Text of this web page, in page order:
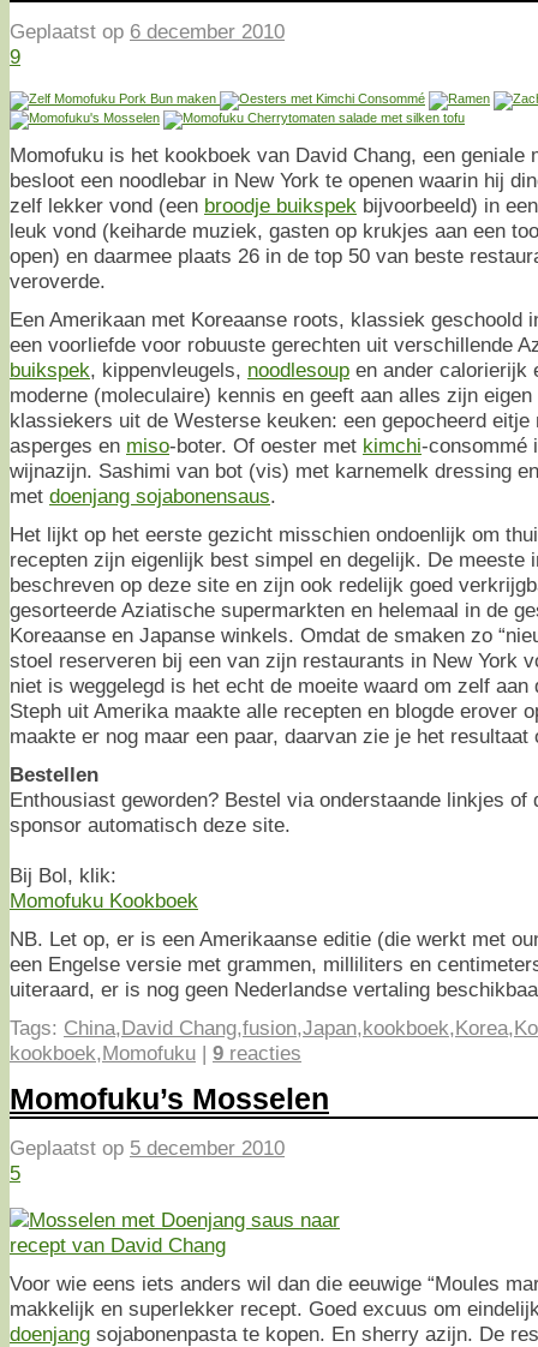
Geplaatst op 6 december 2010
9
Momofuku is het kookboek van David Chang, een geniale
besloot een noodlebar in New York te openen waarin hij
zelf lekker vond (een broodje buikspek bijvoorbeeld) in
leuk vond (keiharde muziek, gasten op krukjes aan een
open) en daarmee plaats 26 in de top 50 van beste
veroverde.
Een Amerikaan met Koreaanse roots, klassiek geschoold
een voorliefde voor robuuste gerechten uit verschillende
buikspek, kippenvleugels, noodlesoup en ander calorierijk
moderne (moleculaire) kennis en geeft aan alles zijn
klassiekers uit de Westerse keuken: een gepocheerd eitje
asperges en miso-boter. Of oester met kimchi-consommé
wijnazijn. Sashimi van bot (vis) met karnemelk dressing
met doenjang sojabonensaus.
Het lijkt op het eerste gezicht misschien ondoenlijk om
recepten zijn eigenlijk best simpel en degelijk. De meeste
beschreven op deze site en zijn ook redelijk goed
gesorteerde Aziatische supermarkten en helemaal in de
Koreaanse en Japanse winkels. Omdat de smaken zo
stoel reserveren bij een van zijn restaurants in New York
niet is weggelegd is het echt de moeite waard om zelf aan
Steph uit Amerika maakte alle recepten en blogde erover
maakte er nog maar een paar, daarvan zie je het
Bestellen
Enthousiast geworden? Bestel via onderstaande linkjes of
sponsor automatisch deze site.
Bij Bol, klik:
Momofuku Kookboek
NB. Let op, er is een Amerikaanse editie (die werkt met
een Engelse versie met grammen, milliliters en
uiteraard, er is nog geen Nederlandse vertaling
Tags: China,David Chang,fusion,Japan,kookboek,Korea,
kookboek,Momofuku | 9 reacties
Momofuku’s Mosselen
Geplaatst op 5 december 2010
5
Voor wie eens iets anders wil dan die eeuwige “Moules
makkelijk en superlekker recept. Goed excuus om
doenjang sojabonenpasta te kopen. En sherry azijn. De